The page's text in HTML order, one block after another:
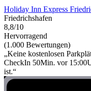
Holiday Inn Express
Friedrichshafen
8,8/10
Hervorragend
(1.000 Bewertungen)
„Keine kostenlosen
CheckIn 50Min. vor
ist.“